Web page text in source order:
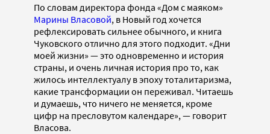
По словам директора фонда «Дом с маяком»
Марины Власовой, в Новый год хочется
рефлексировать сильнее обычного, и книга
Чуковского отлично для этого подходит. «Дни
моей жизни» — это одновременно и история
страны, и очень личная история про то, как
жилось интеллектуалу в эпоху тоталитаризма,
какие трансформации он переживал. Читаешь
и думаешь, что ничего не меняется, кроме
цифр на пресловутом календаре», — говорит
Власова.